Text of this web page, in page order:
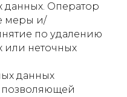
данных. Оператор
меры и/
по удалению
или неточных
данных
позволяющей